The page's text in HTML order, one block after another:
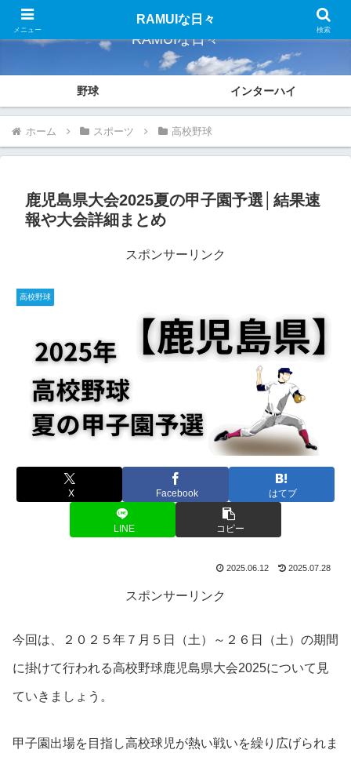
RAMUIな日々
野球 インターハイ
ホーム スポーツ 高校野球
鹿児島県大会2025夏の甲子園予選│結果速
報や大会詳細まとめ
スポンサーリンク
高校野球
X Facebook はてブ
LINE コピー
2025.06.12 2025.07.28
スポンサーリンク
今回は、２０２５年７月５日（土）～２６日（土）の期間
に掛けて行われる高校野球鹿児島県大会2025について見
ていきましょう。
甲子園出場を目指し高校球児が熱い戦いを繰り広げられま
メニュー
RAMUIな日々
検索